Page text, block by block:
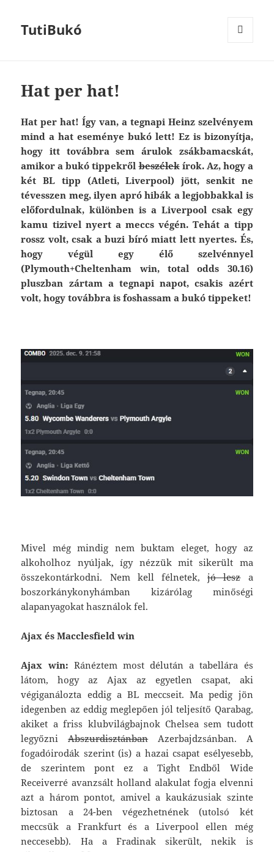
TutiBukó
Hat per hat!
Hat per hat! Így van, a tegnapi Heinz szelvényem
mind a hat eseménye bukó lett! Ez is bizonyítja,
hogy itt továbbra sem árulok zsákbamacskát,
amikor a bukó tippekrőlbeszélekírok. Az, hogy a
két BL tipp (Atleti, Liverpool) jött, senkit ne
tévesszen meg, ilyen apró hibák a legjobbakkal is
előfordulnak, különben is a Liverpool csak egy
kamu tizivel nyert a meccs végén. Tehát a tipp
rossz volt, csak a buzi bíró miatt lett nyertes. És,
hogy végül egy élő szelvénnyel
(Plymouth+Cheltenham win, total odds 30.16)
pluszban zártam a tegnapi napot, csakis azért
volt, hogy továbbra is foshassam a bukó tippeket!
Mivel még mindig nem buktam eleget, hogy az
alkoholhoz nyúljak, így nézzük mit sikerült ma
összekontárkodni. Nem kell félnetek,jó lesza
boszorkánykonyhámban kizárólag minőségi
alapanyagokat használok fel.
Ajax és Macclesfield win
Ajax win: Ránéztem most délután a tabellára és
látom, hogy az Ajax az egyetlen csapat, aki
végiganálozta eddig a BL meccseit. Ma pedig jön
idegenben az eddig meglepően jól teljesítő Qarabag,
akiket a friss klubvilágbajnok Chelsea sem tudott
legyőzniAbszurdisztánbanAzerbajdzsánban. A
fogadóirodák szerint (is) a hazai csapat esélyesebb,
de szerintem pont ez a Tight Endből Wide
Receiverré avanzsált holland alakulat fogja elvenni
azt a három pontot, amivel a kaukázusiak szinte
biztosan a 24-ben végezhetnének (utolsó két
meccsük a Frankfurt és a Liverpool ellen még
neccesebb). Ha a Fradinak sikerült, nekik is